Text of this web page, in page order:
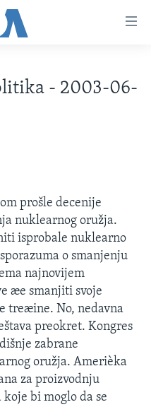
- 2003-06-
prošle decenije
nuklearnog oružja.
isprobale nuklearno
o smanjenju
najnovijem
æe smanjiti svoje
treæine. No, nedavna
preokret. Kongres
zabrane
oružja. Amerièka
za proizvodnju
bi moglo da se